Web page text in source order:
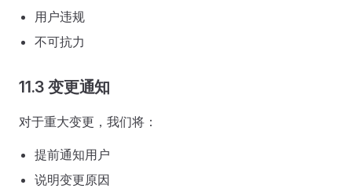
用户违规
不可抗力
11.3 变更通知
对于重大变更，我们将：
提前通知用户
说明变更原因